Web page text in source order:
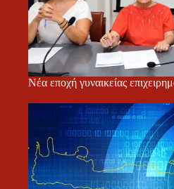
Νέα εποχή γυναικείας